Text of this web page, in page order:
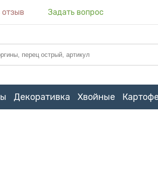
отзыв Задать вопрос
Декоративка Хвойные